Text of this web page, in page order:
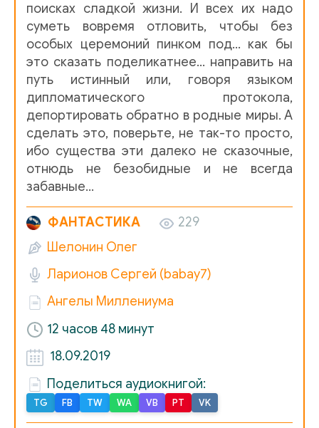
020
021
023
024
025
026
027
032
034
поисках сладкой жизни. И всех их надо
суметь вовремя отловить, чтобы без
особых церемоний пинком под… как бы
это сказать поделикатнее… направить на
путь истинный или, говоря языком
дипломатического протокола,
депортировать обратно в родные миры. А
сделать это, поверьте, не так-то просто,
ибо существа эти далеко не сказочные,
отнюдь не безобидные и не всегда
забавные…
ФАНТАСТИКА
229
Шелонин Олег
Ларионов Сергей (babay7)
Ангелы Миллениума
12 часов 48 минут
18.09.2019
Поделиться аудиокнигой:
TG FB TW WA VB PT VK